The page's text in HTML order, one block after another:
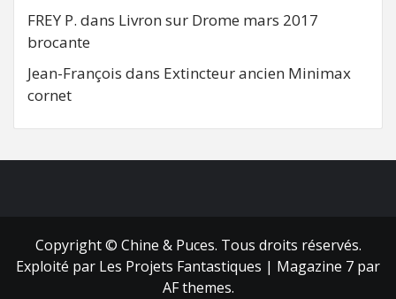
FREY P. dans Livron sur Drome mars 2017
brocante
Jean-François dans Extincteur ancien Minimax
cornet
Copyright © Chine & Puces. Tous droits réservés.
Exploité par Les Projets Fantastiques | Magazine 7 par
AF themes.